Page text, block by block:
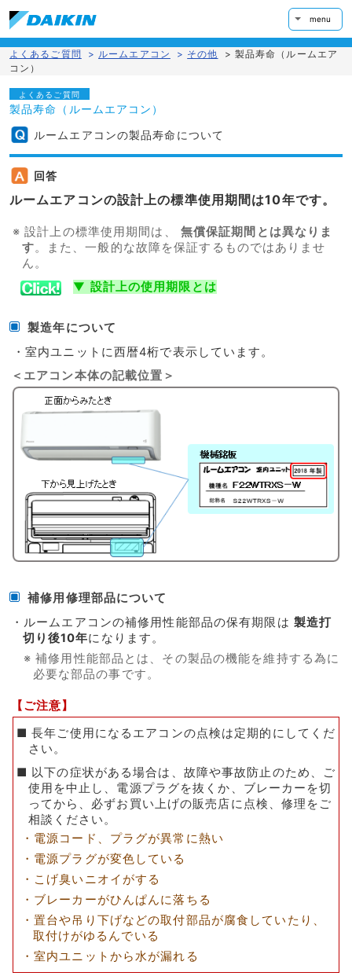
menu
よくあるご質問 > ルームエアコン > その他 > 製品寿命（ルームエア
コン）
よくあるご質問
製品寿命（ルームエアコン）
ルームエアコンの製品寿命について
回答
ルームエアコンの設計上の標準使用期間は10年です。
※ 設計上の標準使用期間は、 無償保証期間とは異なりま
す。また、一般的な故障を保証するものではありませ
ん。
▼ 設計上の使用期限とは
製造年について
・室内ユニットに西暦4桁で表示しています。
＜エアコン本体の記載位置＞
補修用修理部品について
・ルームエアコンの補修用性能部品の保有期限は 製造打
切り後10年になります。
※ 補修用性能部品とは、その製品の機能を維持する為に
必要な部品の事です。
【ご注意】
■ 長年ご使用になるエアコンの点検は定期的にしてくだ
さい。
■ 以下の症状がある場合は、故障や事故防止のため、ご
使用を中止し、電源プラグを抜くか、ブレーカーを切
ってから、必ずお買い上げの販売店に点検、修理をご
相談ください。
・電源コード、プラグが異常に熱い
・電源プラグが変色している
・こげ臭いニオイがする
・ブレーカーがひんぱんに落ちる
・置台や吊り下げなどの取付部品が腐食していたり、
取付けがゆるんでいる
・室内ユニットから水が漏れる